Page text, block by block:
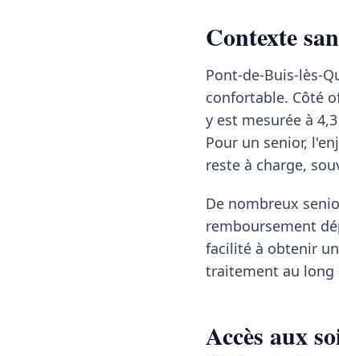
Contexte
Pont-de-Buis-lès-
confortable. Côté
y est mesurée à
Pour un senior,
reste à charge,
De nombreux
remboursement
facilité à obtenir
traitement au long
Accès aux